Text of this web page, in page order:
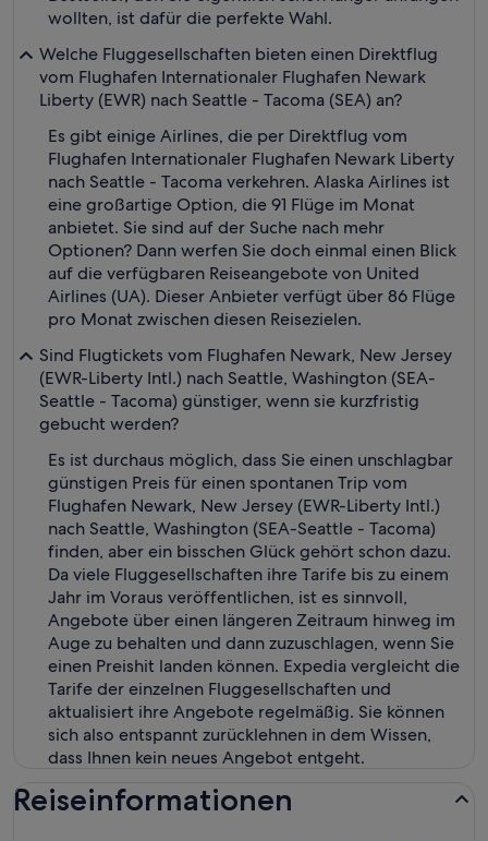
wollten, ist dafür die perfekte Wahl.
Welche Fluggesellschaften bieten einen Direktflug
vom Flughafen Internationaler Flughafen Newark
Liberty (EWR) nach Seattle - Tacoma (SEA) an?
Es gibt einige Airlines, die per Direktflug vom
Flughafen Internationaler Flughafen Newark Liberty
nach Seattle - Tacoma verkehren. Alaska Airlines ist
eine großartige Option, die 91 Flüge im Monat
anbietet. Sie sind auf der Suche nach mehr
Optionen? Dann werfen Sie doch einmal einen Blick
auf die verfügbaren Reiseangebote von United
Airlines (UA). Dieser Anbieter verfügt über 86 Flüge
pro Monat zwischen diesen Reisezielen.
Sind Flugtickets vom Flughafen Newark, New Jersey
(EWR-Liberty Intl.) nach Seattle, Washington (SEA-
Seattle - Tacoma) günstiger, wenn sie kurzfristig
gebucht werden?
Es ist durchaus möglich, dass Sie einen unschlagbar
günstigen Preis für einen spontanen Trip vom
Flughafen Newark, New Jersey (EWR-Liberty Intl.)
nach Seattle, Washington (SEA-Seattle - Tacoma)
finden, aber ein bisschen Glück gehört schon dazu.
Da viele Fluggesellschaften ihre Tarife bis zu einem
Jahr im Voraus veröffentlichen, ist es sinnvoll,
Angebote über einen längeren Zeitraum hinweg im
Auge zu behalten und dann zuzuschlagen, wenn Sie
einen Preishit landen können. Expedia vergleicht die
Tarife der einzelnen Fluggesellschaften und
aktualisiert ihre Angebote regelmäßig. Sie können
sich also entspannt zurücklehnen in dem Wissen,
dass Ihnen kein neues Angebot entgeht.
Reiseinformationen